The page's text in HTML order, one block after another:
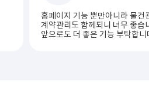
홈페이지 기능 뿐만아니라 물건
계약관리도 함께되니 너무 좋습
앞으로도 더 좋은 기능 부탁합니